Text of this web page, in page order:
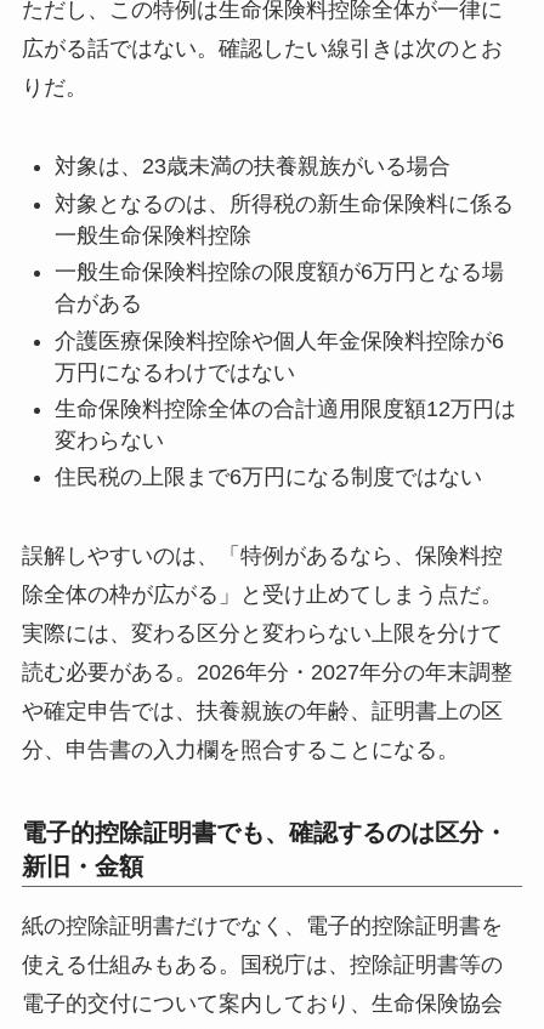
ただし、この特例は生命保険料控除全体が一律に
広がる話ではない。確認したい線引きは次のとお
りだ。
対象は、23歳未満の扶養親族がいる場合
対象となるのは、所得税の新生命保険料に係る
一般生命保険料控除
一般生命保険料控除の限度額が6万円となる場
合がある
介護医療保険料控除や個人年金保険料控除が6
万円になるわけではない
生命保険料控除全体の合計適用限度額12万円は
変わらない
住民税の上限まで6万円になる制度ではない
誤解しやすいのは、「特例があるなら、保険料控
除全体の枠が広がる」と受け止めてしまう点だ。
実際には、変わる区分と変わらない上限を分けて
読む必要がある。2026年分・2027年分の年末調整
や確定申告では、扶養親族の年齢、証明書上の区
分、申告書の入力欄を照合することになる。
電子的控除証明書でも、確認するのは区分・
新旧・金額
紙の控除証明書だけでなく、電子的控除証明書を
使える仕組みもある。国税庁は、控除証明書等の
電子的交付について案内しており、生命保険協会